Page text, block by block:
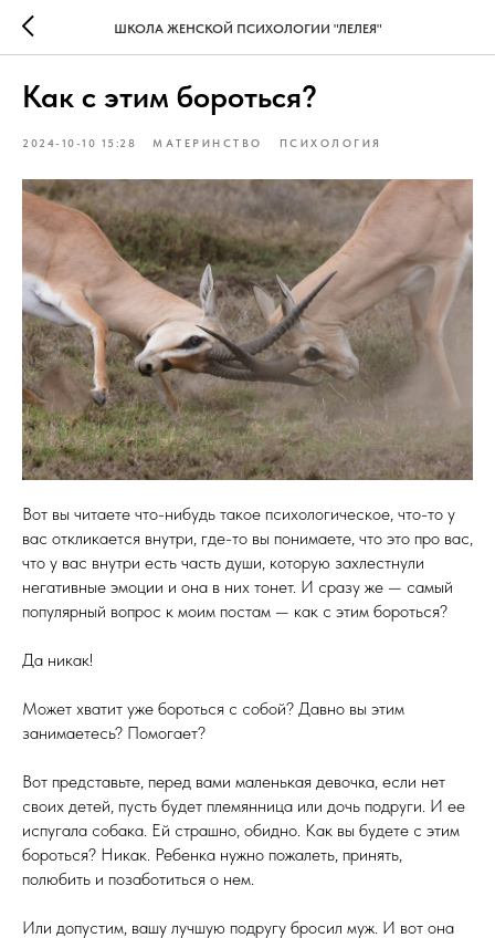
ШКОЛА ЖЕНСКОЙ ПСИХОЛОГИИ "ЛЕЛЕЯ"
Как с этим бороться?
2024-10-10 15:28 МАТЕРИНСТВО ПСИХОЛОГИЯ
Вот вы читаете что-нибудь такое психологическое, что-то у
вас откликается внутри, где-то вы понимаете, что это про вас,
что у вас внутри есть часть души, которую захлестнули
негативные эмоции и она в них тонет. И сразу же — самый
популярный вопрос к моим постам — как с этим бороться?
Да никак!
Может хватит уже бороться с собой? Давно вы этим
занимаетесь? Помогает?
Вот представьте, перед вами маленькая девочка, если нет
своих детей, пусть будет племянница или дочь подруги. И ее
испугала собака. Ей страшно, обидно. Как вы будете с этим
бороться? Никак. Ребенка нужно пожалеть, принять,
полюбить и позаботиться о нем.
Или допустим, вашу лучшую подругу бросил муж. И вот она